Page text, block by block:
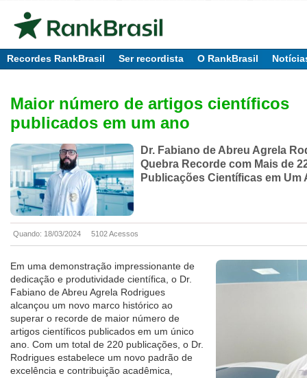
Recordes RankBrasil Ser recordista O RankBrasil
Maior número de artigos científicos
publicados em um ano
Dr. Fabiano de Abreu Agrela
Quebra Recorde com Mais de
Publicações Científicas em Um
Quando: 18/03/2024 5102 Acessos
Em uma demonstração impressionante de
dedicação e produtividade científica, o Dr.
Fabiano de Abreu Agrela Rodrigues
alcançou um novo marco histórico ao
superar o recorde de maior número de
artigos científicos publicados em um único
ano. Com um total de 220 publicações, o Dr.
Rodrigues estabelece um novo padrão de
excelência e contribuição acadêmica,